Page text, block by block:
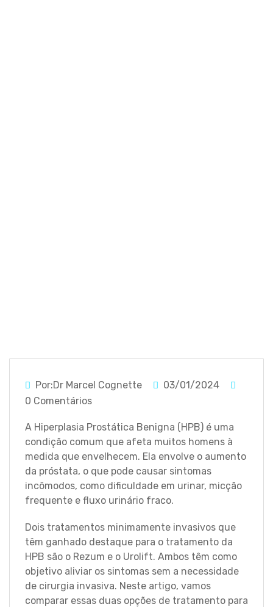
Por:Dr Marcel Cognette
03/01/2024
0 Comentários
A Hiperplasia Prostática Benigna (HPB) é uma
condição comum que afeta muitos homens à
medida que envelhecem. Ela envolve o aumento
da próstata, o que pode causar sintomas
incômodos, como dificuldade em urinar, micção
frequente e fluxo urinário fraco.
Dois tratamentos minimamente invasivos que
têm ganhado destaque para o tratamento da
HPB são o Rezum e o Urolift. Ambos têm como
objetivo aliviar os sintomas sem a necessidade
de cirurgia invasiva. Neste artigo, vamos
comparar essas duas opções de tratamento para